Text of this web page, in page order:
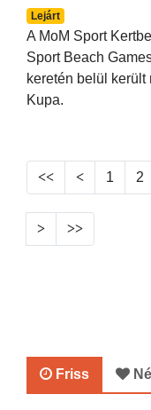
Lejárt
A MoM Sport
Sport Beach
keretén belül
Kupa.
1 2
Friss